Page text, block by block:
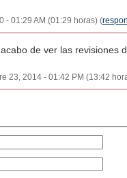
- 01:29 AM (01:29 horas) (
de ver las revisiones
23, 2014 - 01:42 PM (13:42